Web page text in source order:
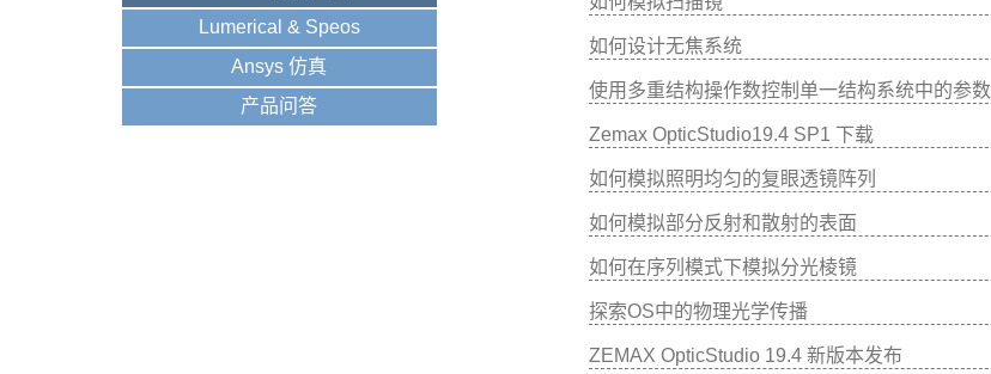
Lumerical & Speos
Ansys 仿真
产品问答
如何设计无焦系统
使用多重结构操作数控制单一结构系统中的参数
Zemax OpticStudio19.4 SP1 下载
如何模拟照明均匀的复眼透镜阵列
如何模拟部分反射和散射的表面
如何在序列模式下模拟分光棱镜
探索OS中的物理光学传播
ZEMAX OpticStudio 19.4 新版本发布